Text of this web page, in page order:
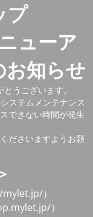
プ
ューア
お知らせ
うございます。
ステムメンテナンス
できない時間が発生
ださいますようお願
）
）